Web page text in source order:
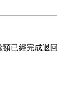
已經完成退